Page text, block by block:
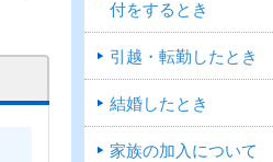
付をするとき
引越・転勤したとき
結婚したとき
家族の加入について